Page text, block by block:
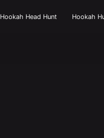
Hookah Head Hunt Hookah